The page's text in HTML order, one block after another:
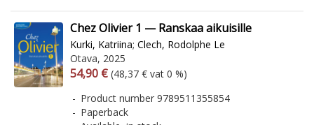
Chez Olivier 1 — Ranskaa aikuisille
Kurki, Katriina; Clech, Rodolphe Le
Otava, 2025
Arvonlisäverollinen hinta
54,90 € Excl. vat
(48,37 € vat 0 %)
Product number 9789511355854
Paperback